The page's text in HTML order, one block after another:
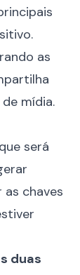
as
mídia.
será
chaves
duas